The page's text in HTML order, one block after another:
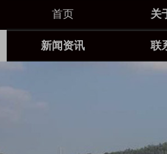
首页 关
新闻资讯 联